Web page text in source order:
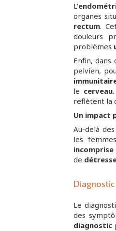
L’
organes
rectum.
douleurs
problèmes
Enfin, dans
pelvien,
le cerveau
reflètent la
Un impact
Au-delà
les
incomprise
de
Le
des
diagnostic